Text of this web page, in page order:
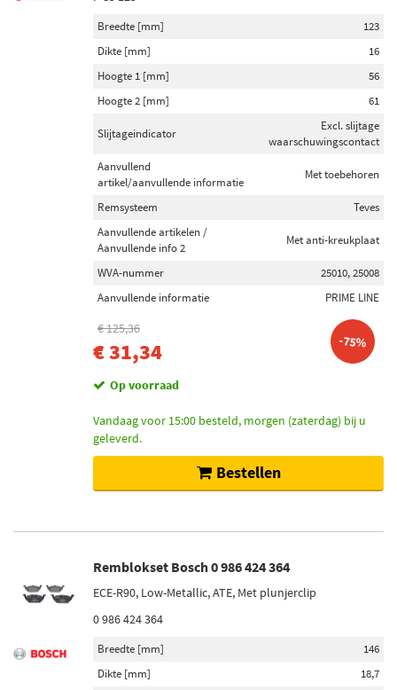
Breedte [mm]
123
Dikte [mm]
16
Hoogte 1 [mm]
56
Hoogte 2 [mm]
61
Slijtageindicator
Excl. slijtage
waarschuwingscontact
Aanvullend
artikel/aanvullende informatie
Met toebehoren
Remsysteem
Teves
Aanvullende artikelen /
Aanvullende info 2
Met anti-kreukplaat
WVA-nummer
25010, 25008
Aanvullende informatie
PRIME LINE
€ 125,36
€ 31,34 -75%
Op voorraad
Vandaag voor 15:00 besteld, morgen (zaterdag) bij u
geleverd.
Bestellen
Remblokset Bosch 0 986 424 364
ECE-R90, Low-Metallic, ATE, Met plunjerclip
0 986 424 364
Breedte [mm]
146
Dikte [mm]
18,7